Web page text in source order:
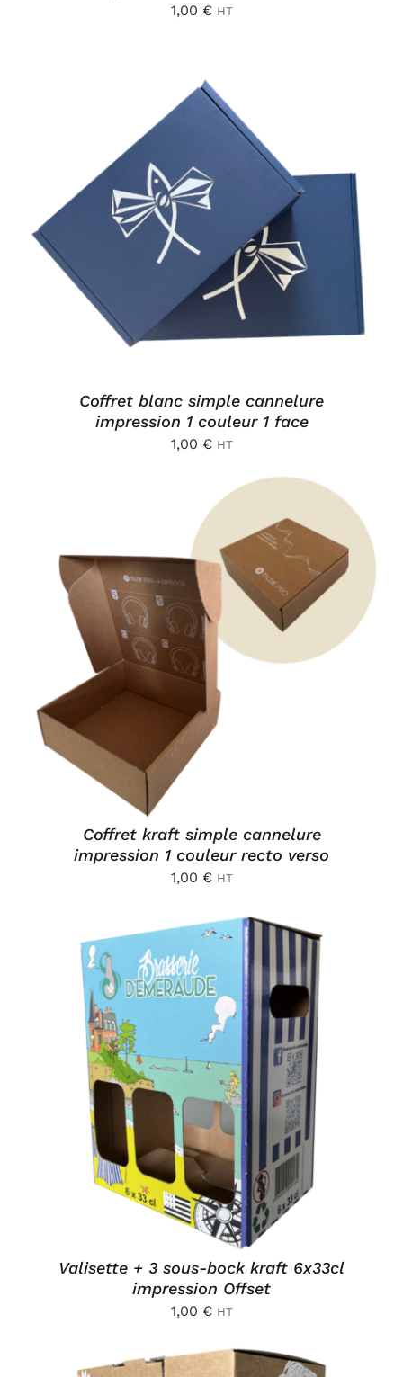
1,00 € HT
AJOUTER AU PANIER
Coffret blanc simple cannelure
impression 1 couleur 1 face
1,00 € HT
AJOUTER AU PANIER
DÉTAILS
Coffret kraft simple cannelure
impression 1 couleur recto verso
1,00 € HT
AJOUTER AU PANIER
DÉTAILS
Valisette + 3 sous-bock kraft 6x33cl
impression Offset
1,00 € HT